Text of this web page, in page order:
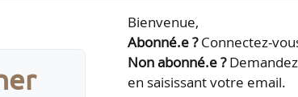
au II de l’article…
Bienvenue,
Abonné.e ?Connectez-
Non abonné.e ?
en saisissant votre email.